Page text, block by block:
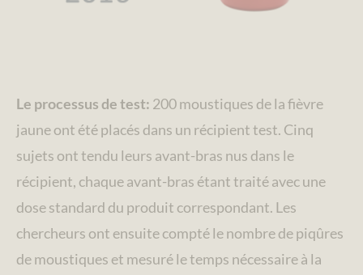
Le processus de test: 200 moustiques de la fièvre
jaune ont été placés dans un récipient test. Cinq
sujets ont tendu leurs avant-bras nus dans le
récipient, chaque avant-bras étant traité avec une
dose standard du produit correspondant. Les
chercheurs ont ensuite compté le nombre de piqûres
de moustiques et mesuré le temps nécessaire à la